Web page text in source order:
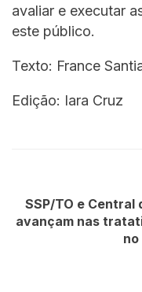
avaliar e executar
este público.
Texto: France
Edição: Iara Cruz
SSP/TO e
avançam nas
no